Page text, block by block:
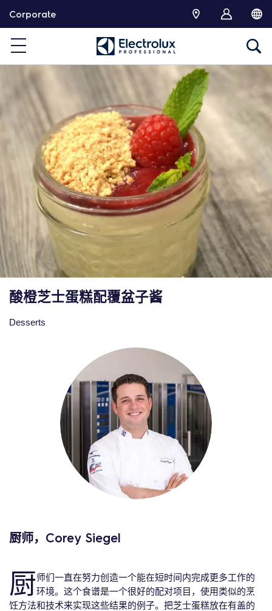
Corporate
酸橙芝士蛋糕配覆盆子酱
Desserts
厨师，Corey Siegel
厨师们一直在努力创造一个能在短时间内完成更多工作的
环境。这个食谱是一个很好的配对项目，使用类似的烹
饪方法和技术来实现这些结果的例子。把芝士蛋糕放在有盖的